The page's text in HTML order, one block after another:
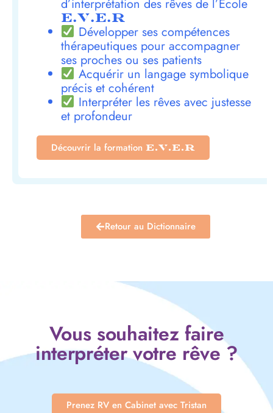
d’interprétation des rêves de l’École
E.V.E.R
Développer ses compétences
thérapeutiques pour accompagner
ses proches ou ses patients
Acquérir un langage symbolique
précis et cohérent
Interpréter les rêves avec justesse
et profondeur
Découvrir la formation E.V.E.R
Retour au Dictionnaire
Vous souhaitez faire
interpréter votre rêve ?
Prenez RV en Cabinet avec Tristan